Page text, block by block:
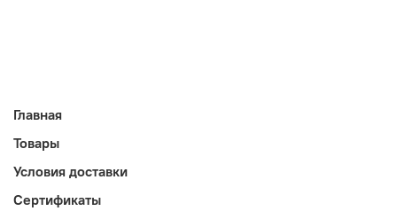
Главная
Товары
Условия доставки
Сертификаты